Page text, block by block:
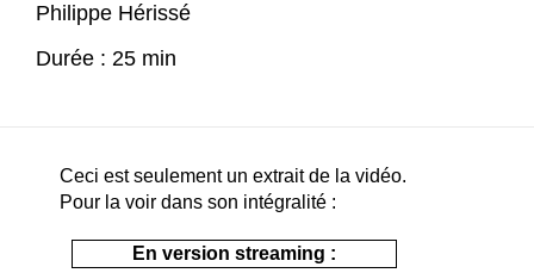
Philippe Hérissé
Durée : 25 min
Ceci est seulement un extrait de la vidéo.
Pour la voir dans son intégralité :
En version streaming :